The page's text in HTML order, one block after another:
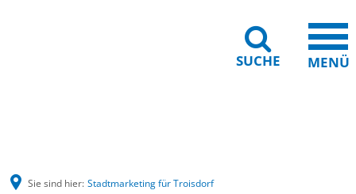
SUCHE MENÜ
Sie sind hier: Stadtmarketing für Troisdorf